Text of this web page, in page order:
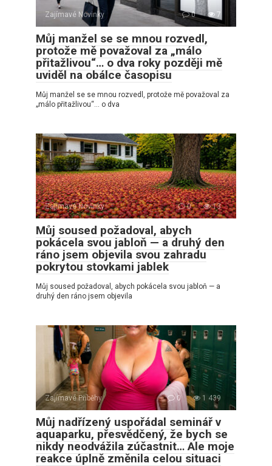
Zajímavé Novinky 0 7
Můj manžel se se mnou rozvedl,
protože mě považoval za „málo
přitažlivou“… o dva roky později mě
uviděl na obálce časopisu
Můj manžel se se mnou rozvedl, protože mě považoval za
„málo přitažlivou“… o dva
Zajímavé Novinky 0 13
Můj soused požadoval, abych
pokácela svou jabloň — a druhý den
ráno jsem objevila svou zahradu
pokrytou stovkami jablek
Můj soused požadoval, abych pokácela svou jabloň — a
druhý den ráno jsem objevila
Zajímavé Příběhy 0 1 439
Můj nadřízený uspořádal seminář v
aquaparku, přesvědčený, že bych se
nikdy neodvážila zúčastnit… Ale moje
reakce úplně změnila celou situaci